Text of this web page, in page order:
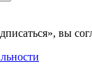
вы